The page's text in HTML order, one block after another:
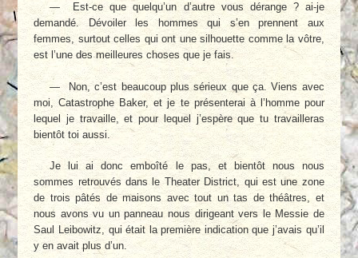
— Est-ce que quelqu’un d’autre vous dérange ? ai-je
demandé. Dévoiler les hommes qui s’en prennent aux
femmes, surtout celles qui ont une silhouette comme la vôtre,
est l’une des meilleures choses que je fais.
— Non, c’est beaucoup plus sérieux que ça. Viens avec
moi, Catastrophe Baker, et je te présenterai à l’homme pour
lequel je travaille, et pour lequel j’espère que tu travailleras
bientôt toi aussi.
Je lui ai donc emboîté le pas, et bientôt nous nous
sommes retrouvés dans le Theater District, qui est une zone
de trois pâtés de maisons avec tout un tas de théâtres, et
nous avons vu un panneau nous dirigeant vers le Messie de
Saul Leibowitz, qui était la première indication que j’avais qu’il
y en avait plus d’un.